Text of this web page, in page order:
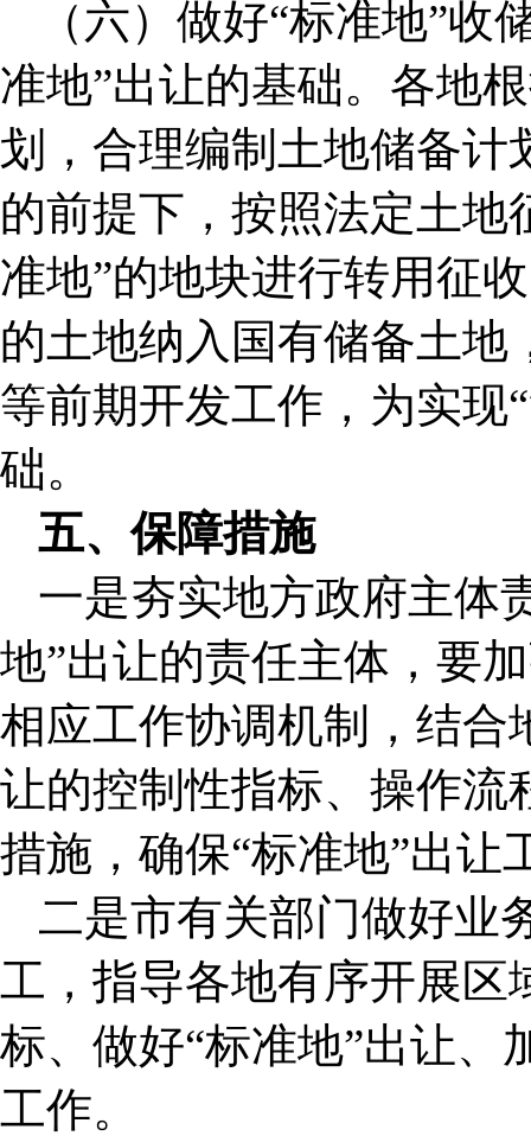
（六）做好“标准地”
准地”出让的基础。各地
划，合理编制土地储备计
的前提下，按照法定土地
准地”的地块进行转用征
的土地纳入国有储备土地
等前期开发工作，为实现
础。
五、保障措施
一是夯实地方政府主体
地”出让的责任主体，要
相应工作协调机制，结合
让的控制性指标、操作流
措施，确保“标准地”出让
二是市有关部门做好业
工，指导各地有序开展区
标、做好“标准地”出让、
工作。